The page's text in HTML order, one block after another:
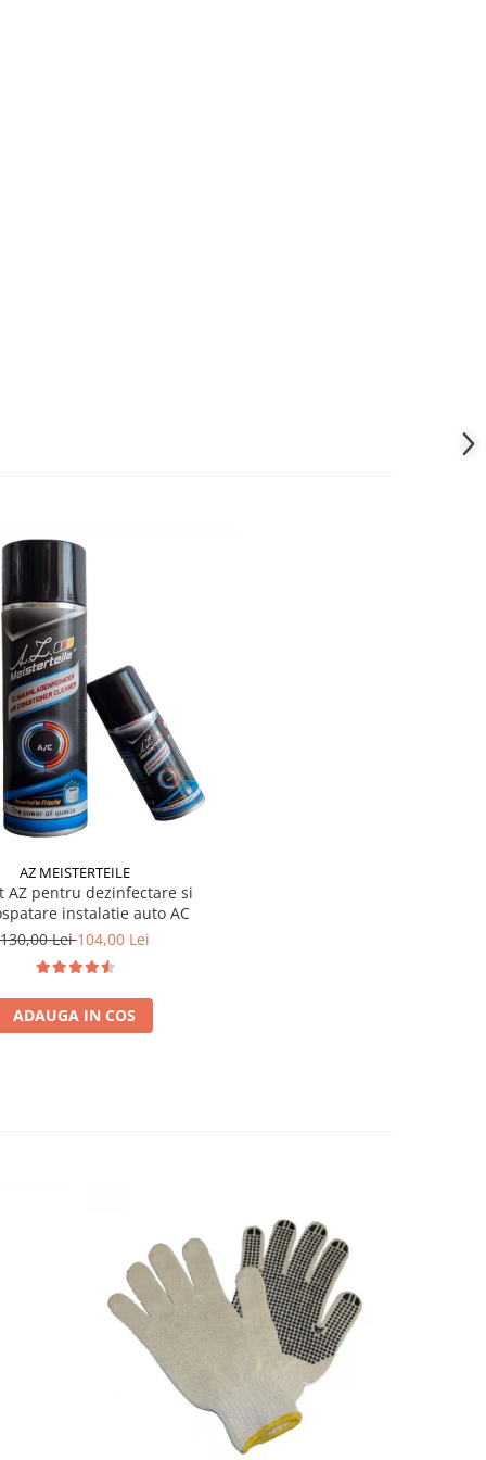
AZ MEISTERTEILE
AZ pentru dezinfectare si
instalatie auto AC
130,00 Lei104,00 Lei
ADAUGA IN COS